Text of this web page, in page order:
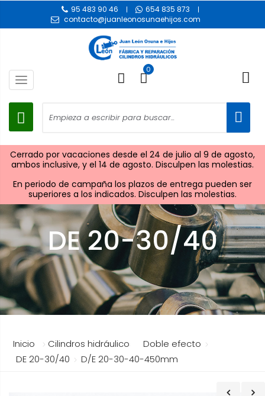
95 483 90 46
654 835 873
contacto@juanleonosunaehijos.com
Toggle
navigation
0
Cerrado por vacaciones desde el 24 de julio al 9 de agosto,
ambos inclusive, y el 14 de agosto. Disculpen las molestias.
En periodo de campaña los plazos de entrega pueden ser
superiores a los indicados. Disculpen las molestias.
DE 20-30/40
Inicio Cilindros hidráulicos
Doble efecto
DE 20-30/40
D/E 20-30-40-450mm